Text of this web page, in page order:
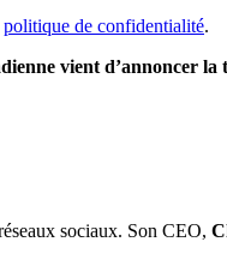
politique de confidentialité.
vient d’annoncer
sociaux. Son CEO,